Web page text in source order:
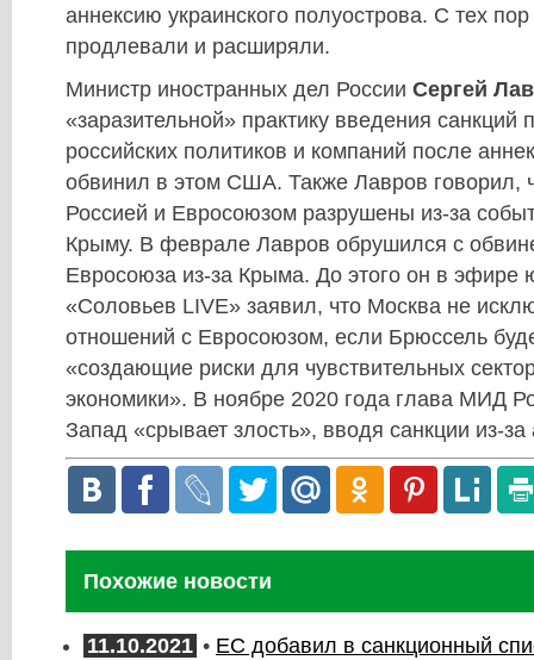
аннексию украинского полуострова. С тех
продлевали и расширяли.
Министр иностранных дел России Сергей
«заразительной» практику введения санкций
российских политиков и компаний после
обвинил в этом США. Также Лавров говорил,
Россией и Евросоюзом разрушены из-за
Крыму. В феврале Лавров обрушился с
Евросоюза из-за Крыма. До этого он в эфире
«Соловьев LIVE» заявил, что Москва не
отношений с Евросоюзом, если Брюссель
«создающие риски для чувствительных
экономики». В ноябре 2020 года глава МИД
Запад «срывает злость», вводя санкции из-
Похожие новости
11.10.2021 • ЕС добавил в санкционный